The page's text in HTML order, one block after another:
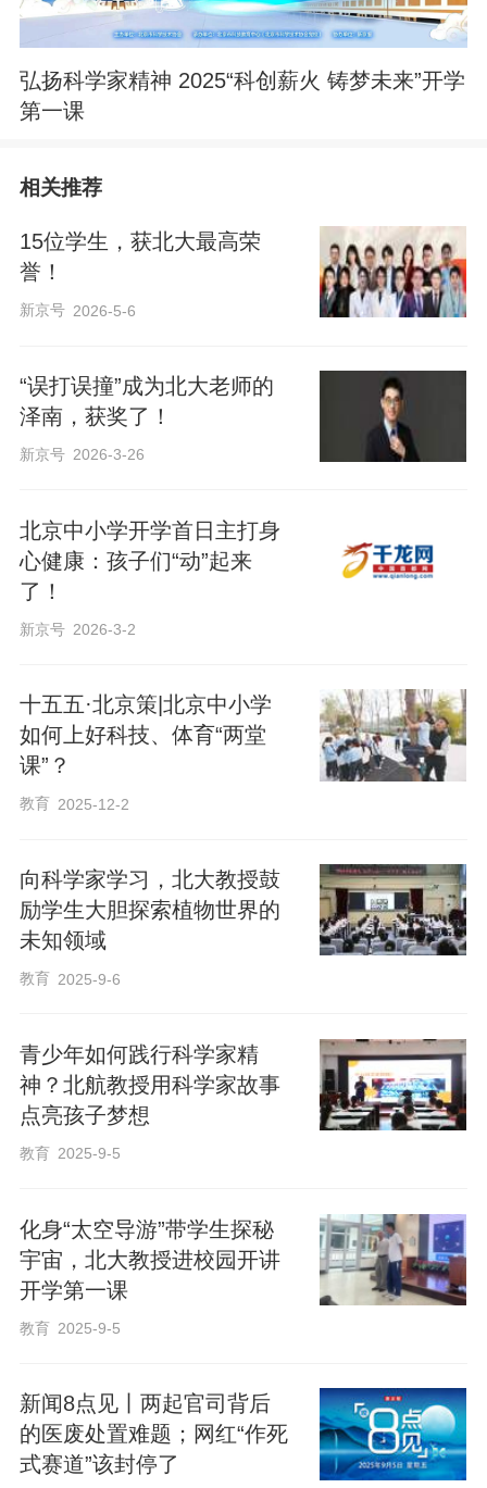
弘扬科学家精神 2025“科创薪火 铸梦未来”开学
第一课
相关推荐
15位学生，获北大最高荣
誉！
新京号 2026-5-6
“误打误撞”成为北大老师的
泽南，获奖了！
新京号 2026-3-26
北京中小学开学首日主打身
心健康：孩子们“动”起来
了！
新京号 2026-3-2
十五五·北京策|北京中小学
如何上好科技、体育“两堂
课”？
教育 2025-12-2
向科学家学习，北大教授鼓
励学生大胆探索植物世界的
未知领域
教育 2025-9-6
青少年如何践行科学家精
神？北航教授用科学家故事
点亮孩子梦想
教育 2025-9-5
化身“太空导游”带学生探秘
宇宙，北大教授进校园开讲
开学第一课
教育 2025-9-5
新闻8点见丨两起官司背后
的医废处置难题；网红“作死
式赛道”该封停了